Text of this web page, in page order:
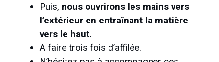
Puis, nous ouvrirons les mains vers
l’extérieur en entraînant la matière
vers le haut.
A faire trois fois d’affilée.